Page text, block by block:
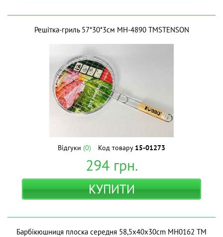
Решiтка-гриль 57*30*3см MH-4890 ТМSTENSON
Відгуки (0) Код товару 15-01273
294грн.
КУПИТИ
Барбікюшниця плоска середня 58,5x40x30cm МН0162 ТМ